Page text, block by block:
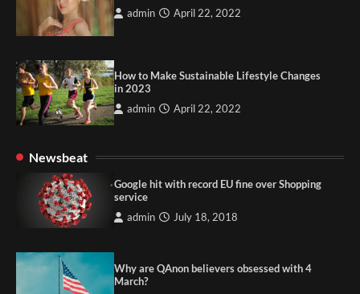
admin April 22, 2022
How to Make Sustainable Lifestyle Changes
in 2023
admin April 22, 2022
Newsbeat
Google hit with record EU fine over Shopping
service
admin July 18, 2018
Why are QAnon believers obsessed with 4
March?